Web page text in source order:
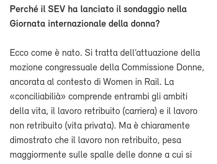
Perché il SEV ha lanciato il sondaggio nella
Giornata internazionale della donna?
Ecco come è nato. Si tratta dell’attuazione della
mozione congressuale della Commissione Donne,
ancorata al contesto di Women in Rail. La
«conciliabilià» comprende entrambi gli ambiti
della vita, il lavoro retribuito (carriera) e il lavoro
non retribuito (vita privata). Ma è chiaramente
dimostrato che il lavoro non retribuito, pesa
maggiormente sulle spalle delle donne a cui si